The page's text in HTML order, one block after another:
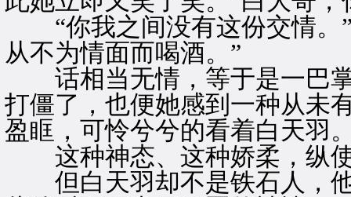
“你我之间没有这份交情。”
从不为情面而喝酒。”
话相当无情，等于是一巴掌
打僵了，也便她感到一种从未
盈眶，可怜兮兮的看着白天羽
这种神态、这种娇柔，纵使
但白天羽却不是铁石人，他